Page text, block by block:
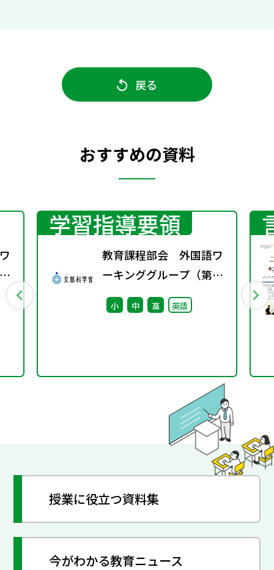
戻る
おすすめの資料
学習指導要領
教育課程部会 外国語ワ
ーキンググループ（第10
回） 配付資料
小 中 高 英語
授業に役立つ資料集
今がわかる教育ニュース